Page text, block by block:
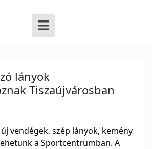
lányok
Tiszaújvárosban
vendégek, szép lányok, kemény
a Sportcentrumban. A